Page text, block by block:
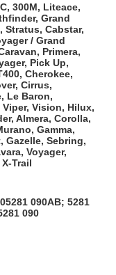
300M, Liteace,
Grand
Stratus, Cabstar,
/ Grand
Primera,
Pick Up,
Cherokee,
Cirrus,
Le Baron,
Viper, Vision, Hilux,
Almera, Corolla,
Gamma,
Gazelle, Sebring,
Voyager,
Trail
090AB; 5281
090